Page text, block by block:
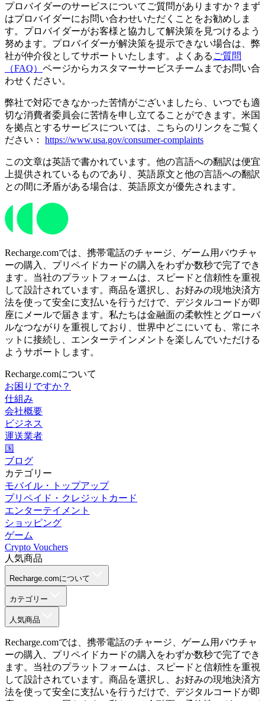
プロバイダーのサービスについてご質問がありますか？まず
はプロバイダーにお問い合わせいただくことをお勧めしま
す。プロバイダーがお客様と協力して解決策を見つけるよう
努めます。プロバイダーが解決策を提示できない場合は、弊
社が仲介役としてサポートいたします。よくある ご質問
（FAQ） ページからカスタマーサービスチームまでお問い合
わせください。
弊社で対応できなかった苦情がございましたら、いつでも適
切な消費者委員会に苦情を申し立てることができます。米国
を拠点とするサービスについては、こちらのリンクをご覧く
ださい： https://www.usa.gov/consumer-complaints
この文章は英語で書かれています。他の言語への翻訳は便宜
上提供されているものであり、英語原文と他の言語への翻訳
との間に矛盾がある場合は、英語原文が優先されます。
Recharge.comでは、携帯電話のチャージ、ゲーム用バウチャ
ーの購入、プリペイドカードの購入をわずか数秒で完了でき
ます。当社のプラットフォームは、スピードと信頼性を重視
して設計されています。商品を選択し、お好みの現地決済方
法を使って安全に支払いを行うだけで、デジタルコードが即
座にメールで届きます。私たちは金融面の柔軟性とグローバ
ルなつながりを重視しており、世界中どこにいても、常にネ
ットに接続し、エンターテインメントを楽しんでいただける
ようサポートします。
Recharge.comについて
お困りですか？
仕組み
会社概要
ビジネス
運送業者
国
ブログ
カテゴリー
モバイル・トップアップ
プリペイド・クレジットカード
エンターテイメント
ショッピング
ゲーム
Crypto Vouchers
人気商品
Recharge.comについて
カテゴリー
人気商品
Recharge.comでは、携帯電話のチャージ、ゲーム用バウチャ
ーの購入、プリペイドカードの購入をわずか数秒で完了でき
ます。当社のプラットフォームは、スピードと信頼性を重視
して設計されています。商品を選択し、お好みの現地決済方
法を使って安全に支払いを行うだけで、デジタルコードが即